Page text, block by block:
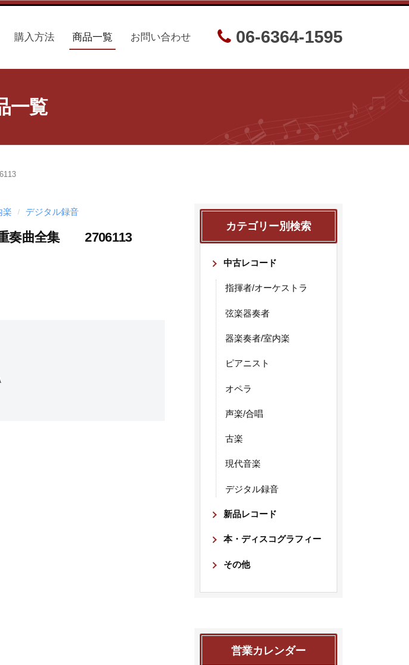
購入方法 商品一覧 お問い合わせ 06-6364-1595
一覧
楽 / デジタル録音
奏曲全集 2706113
カテゴリー別検索
中古レコード
指揮者/オーケストラ
弦楽器奏者
器楽奏者/室内楽
ピアニスト
オペラ
声楽/合唱
古楽
現代音楽
デジタル録音
新品レコード
本・ディスコグラフィー
その他
営業カレンダー